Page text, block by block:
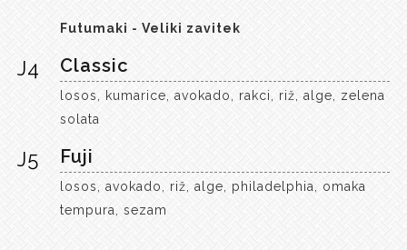
Futumaki - Veliki zavitek
J4 Classic
losos, kumarice, avokado, rakci, riž, alge, zelena
solata
J5 Fuji
losos, avokado, riž, alge, philadelphia, omaka
tempura, sezam